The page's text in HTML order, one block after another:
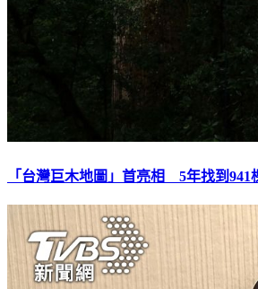
「台灣巨木地圖」首亮相 5年找到941